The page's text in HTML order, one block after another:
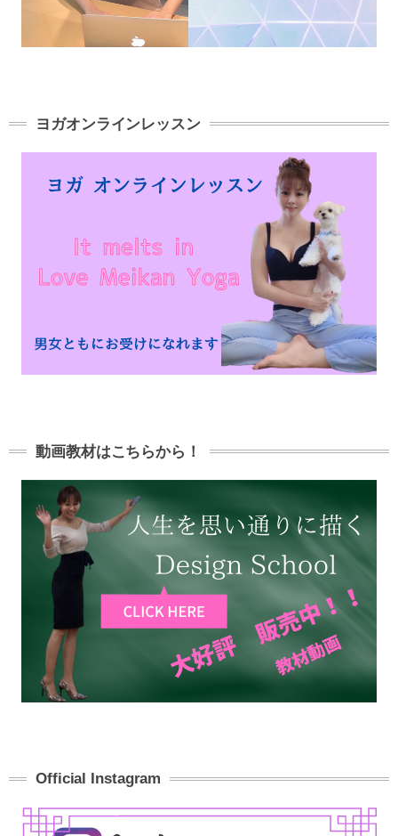
ヨガオンラインレッスン
動画教材はこちらから！
Official Instagram